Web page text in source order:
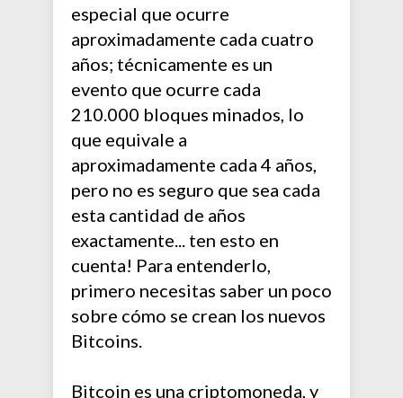
especial que ocurre
aproximadamente cada cuatro
años; técnicamente es un
evento que ocurre cada
210.000 bloques minados, lo
que equivale a
aproximadamente cada 4 años,
pero no es seguro que sea cada
esta cantidad de años
exactamente... ten esto en
cuenta! Para entenderlo,
primero necesitas saber un poco
sobre cómo se crean los nuevos
Bitcoins.
Bitcoin es una criptomoneda, y